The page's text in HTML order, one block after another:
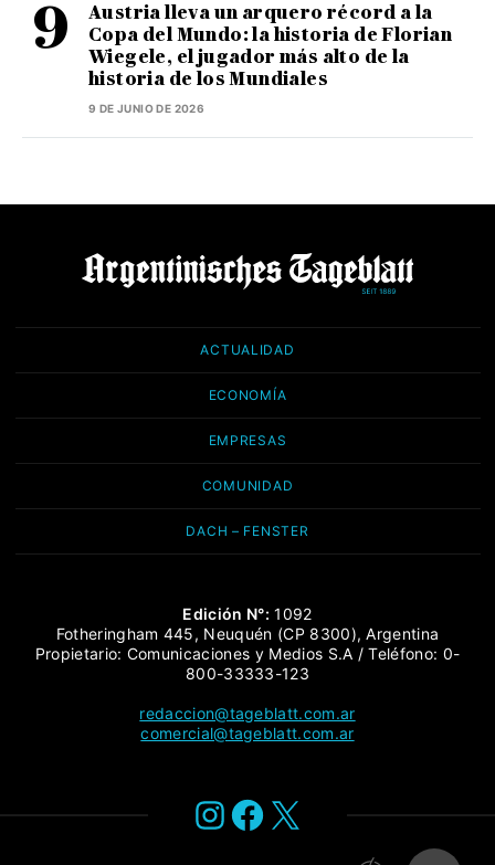
Austria lleva un arquero récord a la
Copa del Mundo: la historia de Florian
Wiegele, el jugador más alto de la
historia de los Mundiales
9 DE JUNIO DE 2026
ACTUALIDAD
ECONOMÍA
EMPRESAS
COMUNIDAD
DACH – FENSTER
Edición N°: 1092
Fotheringham 445, Neuquén (CP 8300), Argentina
Propietario: Comunicaciones y Medios S.A / Teléfono: 0-
800-33333-123
redaccion@tageblatt.com.ar
comercial@tageblatt.com.ar
Instagram
Facebook
X